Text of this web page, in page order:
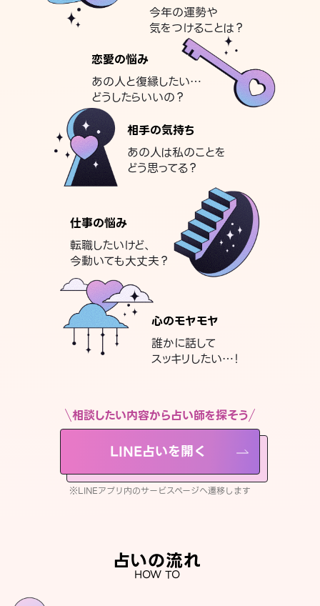
今年の運勢や
気をつけることは？
恋愛の悩み
あの人と復縁したい…
どうしたらいいの？
相手の気持ち
あの人は私のことを
どう思ってる？
仕事の悩み
転職したいけど、
今動いても大丈夫？
心のモヤモヤ
誰かに話して
スッキリしたい…！
相談したい内容から占い師を探そう
LINE占いを開く
※LINEアプリ内のサービスページへ遷移します
占いの流れ
HOW TO